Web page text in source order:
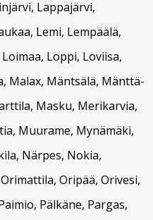
Lappajärvi,
Lemi, Lempäälä,
Loppi, Loviisa,
Malax, Mäntsälä, Mänttä-
Masku, Merikarvia,
Muurame, Mynämäki,
Närpes, Nokia,
Oripää, Orivesi,
Pälkäne, Pargas,